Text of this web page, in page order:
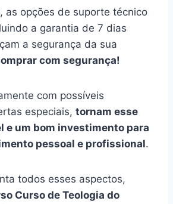
as opções de suporte técnico
a garantia de 7 dias
a segurança da sua
com segurança!
com possíveis
especiais, tornam esse
e um bom investimento para
pessoal e profissional.
todos esses aspectos,
Curso de Teologia do